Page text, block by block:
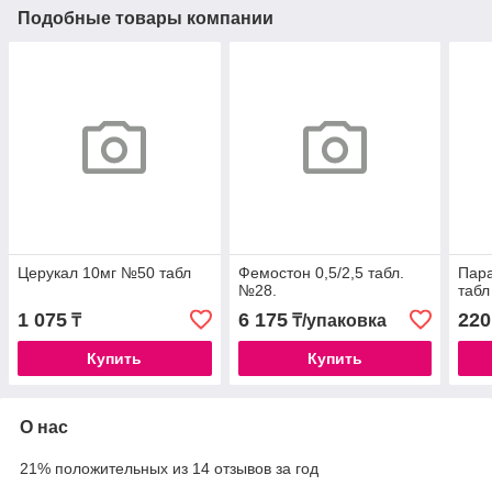
Подобные товары компании
Церукал 10мг №50 табл
1 075 ₸
Купить
Фемостон 0,5/2,5 табл.
№28.
6 175₸/упаковка
Купить
220
О нас
21% положительных из 14 отзывов за год